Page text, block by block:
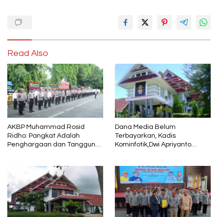
Read Also
AKBP Muhammad Rosid
Ridho: Pangkat Adalah
Penghargaan dan Tanggung
Dana Media Belum
Terbayarkan, Kadis
Kominfotik,Dwi Apriyanto